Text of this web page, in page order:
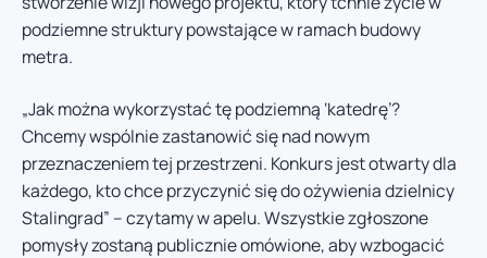
podziemne struktury powstające w ramach budowy
metra.
„Jak można wykorzystać tę podziemną ‘katedrę’?
Chcemy wspólnie zastanowić się nad nowym
przeznaczeniem tej przestrzeni. Konkurs jest otwarty dla
każdego, kto chce przyczynić się do ożywienia dzielnicy
Stalingrad” – czytamy w apelu. Wszystkie zgłoszone
pomysły zostaną publicznie omówione, aby wzbogacić